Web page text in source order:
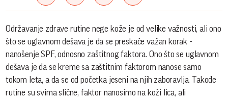
Održavanje zdrave rutine nege kože je od velike važnosti, ali ono
što se uglavnom dešava je da se preskače važan korak -
nanošenje SPF, odnosno zaštitnog faktora. Ono što se uglavnom
dešava je da se kreme sa zaštitnim faktorom nanose samo
tokom leta, a da se od početka jeseni na njih zaboravlja. Takođe
rutine su svima slične, faktor nanosimo na koži lica, ali